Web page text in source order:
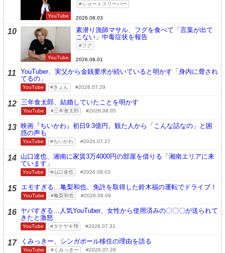
YouTube
ショートスリーパー
2026.08.03
10
YouTube
素潜り漁師マサル、フグを食べて「言葉が出て
こない」中毒症状を報告
フグ
2026.08.01
11
YouTuber、実父から金銭要求が続いていると明かす「身内に脅され
てるの」
YouTube きょん 2026.07.29
12 三年食太郎、結婚していたことを明かす
YouTube 三年食太郎 2026.08.05
13 映画『ちいかわ』初日9.3億円。観た人から「こんな話なの」と困
惑の声も
YouTube ちいかわ 2026.07.27
14 山口達也、湘南に家賃3万4000円の部屋を借りる「湘南エリアに来
ています」
YouTube 山口達也 2026.08.03
15 エモすぎる…亀梨和也、免許を取得した鈴木福の運転でドライブ！
YouTube 亀梨和也 2026.08.09
16 ヤバすぎる…人気YouTuber、女性から使用済みの〇〇〇が送られて
きたと激怒
YouTube タケヤキ翔 2026.07.31
17 くみっきー、シンガポール移住の理由を語る
YouTube くみっきー 2026.07.28